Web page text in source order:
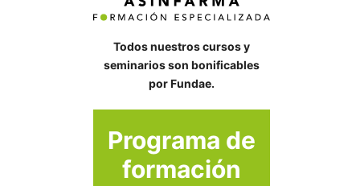
Todos nuestros cursos y
seminarios son bonificables
por Fundae.
Programa de
formación